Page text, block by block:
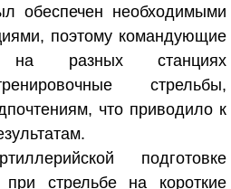
обеспечен необходимыми
поэтому командующие
разных станциях
стрельбы,
что приводило к
подготовке
стрельбе на короткие